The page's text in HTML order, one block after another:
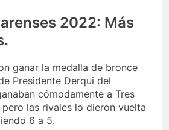
2022: Más
ganar la medalla de bronce
Presidente Derqui del
cómodamente a Tres
las rivales lo dieron vuelta
6 a 5.